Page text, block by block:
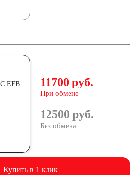
11700 руб.
При обмене
12500 руб.
Без обмена
Купить в 1 клик